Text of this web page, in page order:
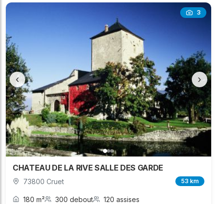
3
‹ ›
CHATEAU DE LA RIVE SALLE DES GARDE
73800 Cruet 53 km
180 m² 300 debout 120 assises